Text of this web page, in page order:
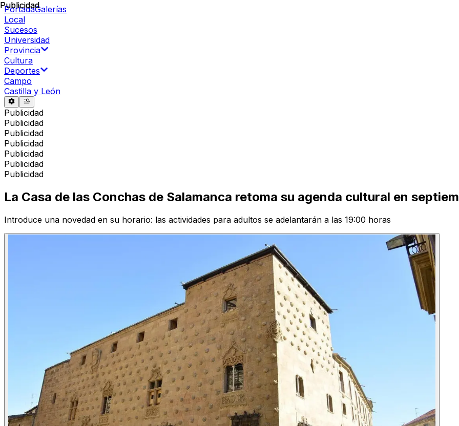
PortadaGalerías
Local
Sucesos
Universidad
Provincia
Cultura
Deportes
Campo
Castilla y León
Publicidad
Publicidad
Publicidad
Publicidad
Publicidad
Publicidad
Publicidad
Publicidad
La Casa de las Conchas de Salamanca retoma su agenda cultural en
Introduce una novedad en su horario: las actividades para adultos se adelantarán a las 19:00 horas
Publicidad